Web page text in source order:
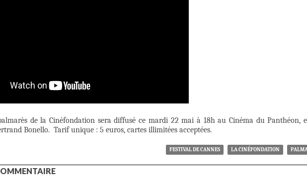
de la Cinéfondation sera diffusé ce mardi 22 mai à 18h au Cinéma du Panthéon,
Bonello. Tarif unique : 5 euros, cartes illimitées acceptées.
FESTIVAL DE CANNES LA CINÉFONDATION